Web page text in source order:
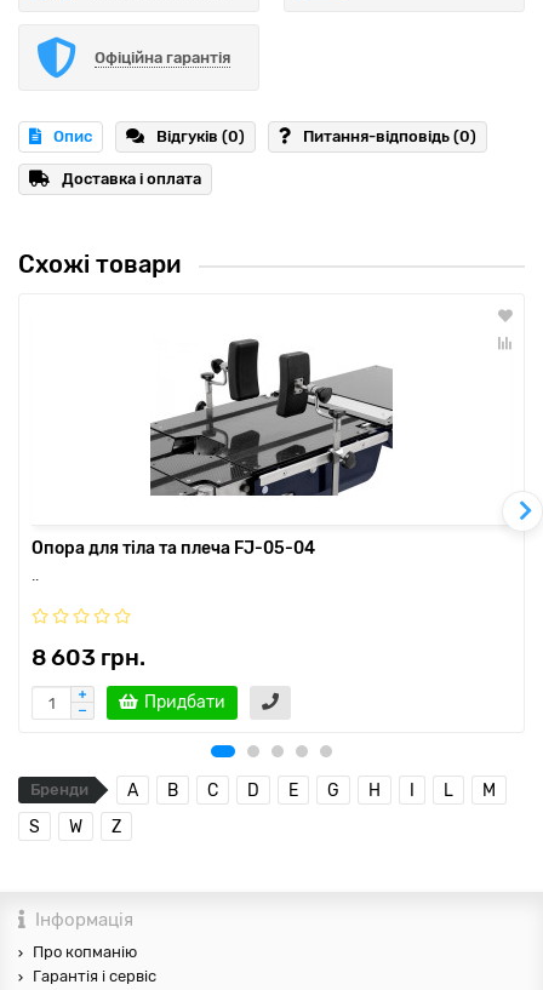
Офіційна гарантія
Опис Відгуків (0) Питання-відповідь (0)
Доставка і оплата
Схожі товари
Опора для тіла та плеча FJ-05-04
..
8 603 грн.
Придбати
Бренди A B C D E G H I L
M
S
W Z
Інформація
Про копманію
Гарантія і сервіс